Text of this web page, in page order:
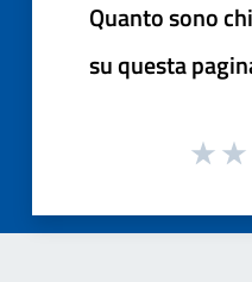
Quanto sono
su questa